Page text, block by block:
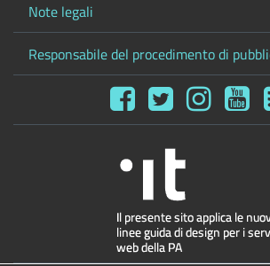
Note legali
Responsabile del procedimento di